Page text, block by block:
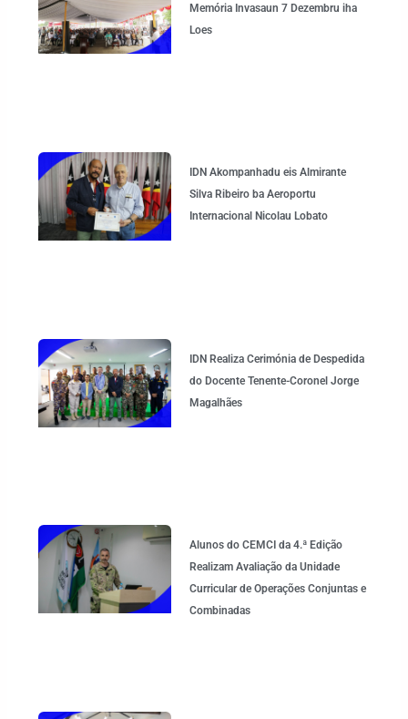
Memória Invasaun 7 Dezembru iha
Loes
IDN Akompanhadu eis Almirante
Silva Ribeiro ba Aeroportu
Internacional Nicolau Lobato
IDN Realiza Cerimónia de Despedida
do Docente Tenente-Coronel Jorge
Magalhães
Alunos do CEMCI da 4.ª Edição
Realizam Avaliação da Unidade
Curricular de Operações Conjuntas e
Combinadas